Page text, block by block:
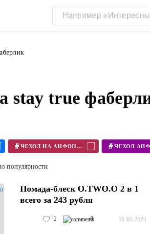
stay true
# ЧЕХОЛ НА АЙФОН 11 #
популярности
Помада-блеск O.TWO.O 2 в 1
всего за 243 рубля
2 0 31.01.2021